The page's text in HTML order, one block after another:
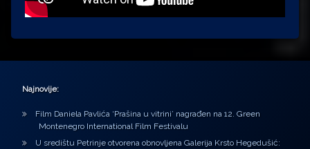
Najnovije:
Film Daniela Pavlića ‘Prašina u vitrini’ nagrađen na 12. Green
Montenegro International Film Festivalu
U središtu Petrinje otvorena obnovljena Galerija Krsto Hegedušić: